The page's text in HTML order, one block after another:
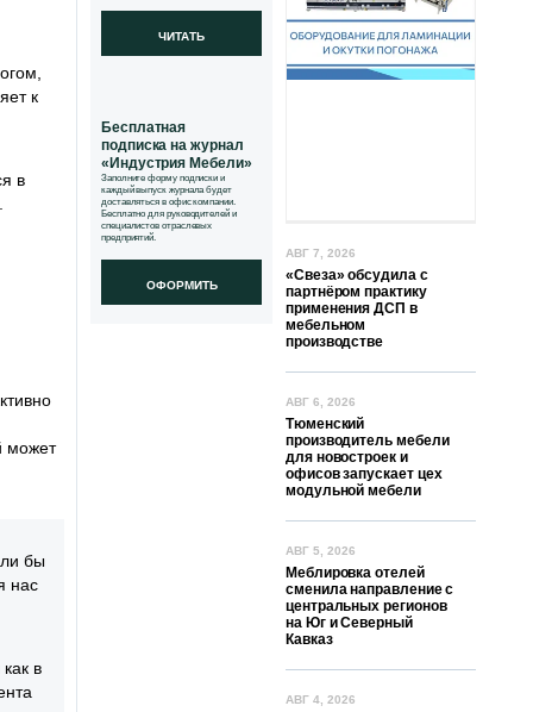
к
в
может
бы
нас
в
ЧИТАТЬ
Бесплатная
подписка на журнал
«Индустрия Мебели»
Заполните форму подписки и
каждый выпуск журнала будет
доставляться в офис компании.
Бесплатно для руководителей и
специалистов отраслевых
предприятий.
ОФОРМИТЬ
АВГ 7, 2026
«Свеза» обсудила с
партнёром практику
применения ДСП в
мебельном
производстве
АВГ 6, 2026
Тюменский
производитель мебели
для новостроек и
офисов запускает цех
модульной мебели
АВГ 5, 2026
Меблировка отелей
сменила направление с
центральных регионов
на Юг и Северный
Кавказ
АВГ 4, 2026